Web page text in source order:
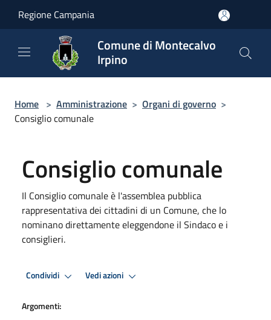
Regione Campania
Comune di Montecalvo
Irpino
Home > Amministrazione > Organi di governo >
Consiglio comunale
Consiglio comunale
Il Consiglio comunale è l'assemblea pubblica
rappresentativa dei cittadini di un Comune, che lo
nominano direttamente eleggendone il Sindaco e i
consiglieri.
Condividi Vedi azioni
Argomenti: